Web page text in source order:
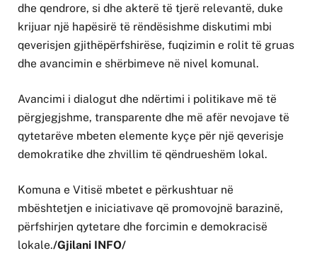
dhe qendrore, si dhe akterë të tjerë relevantë, duke
krijuar një hapësirë të rëndësishme diskutimi mbi
qeverisjen gjithëpërfshirëse, fuqizimin e rolit të gruas
dhe avancimin e shërbimeve në nivel komunal.
Avancimi i dialogut dhe ndërtimi i politikave më të
përgjegjshme, transparente dhe më afër nevojave të
qytetarëve mbeten elemente kyçe për një qeverisje
demokratike dhe zhvillim të qëndrueshëm lokal.
Komuna e Vitisë mbetet e përkushtuar në
mbështetjen e iniciativave që promovojnë barazinë,
përfshirjen qytetare dhe forcimin e demokracisë
lokale./Gjilani INFO/